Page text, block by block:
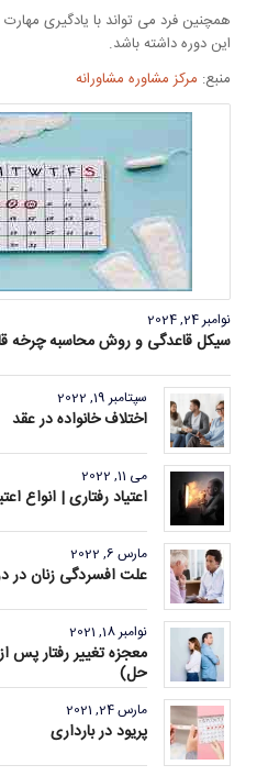
همچنین فرد می تواند با یادگیری
این دوره داشته باشد.
منبع: مرکز مشاوره مشاورانه
نوامبر 24, 2024
سیکل قاعدگی و روش محاسبه چرخه
سپتامبر 19, 2022
اختلاف خانواده‌ در عقد
می 11, 2022
اعتیاد رفتاری | انواع
مارس 6, 2022
علت افسردگی زنان در
نوامبر 18, 2021
معجزه تغییر رفتار پس
حل)
مارس 24, 2021
پریود در بارداری